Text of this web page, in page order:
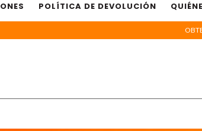
POLÍTICA DE DEVOLUCIÓN